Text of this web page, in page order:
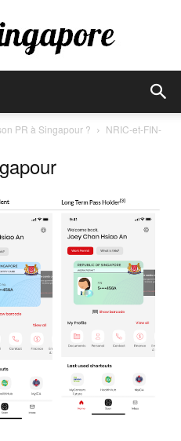
Singapore
PR à Singapour ?
NRIC-et-FIN-